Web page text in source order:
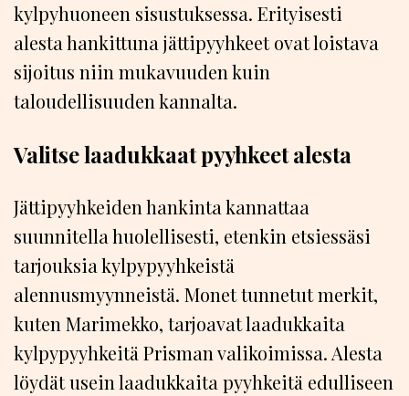
kylpyhuoneen sisustuksessa. Erityisesti
alesta hankittuna jättipyyhkeet ovat loistava
sijoitus niin mukavuuden kuin
taloudellisuuden kannalta.
Valitse laadukkaat pyyhkeet alesta
Jättipyyhkeiden hankinta kannattaa
suunnitella huolellisesti, etenkin etsiessäsi
tarjouksia kylpypyyhkeistä
alennusmyynneistä. Monet tunnetut merkit,
kuten Marimekko, tarjoavat laadukkaita
kylpypyyhkeitä Prisman valikoimissa. Alesta
löydät usein laadukkaita pyyhkeitä edulliseen